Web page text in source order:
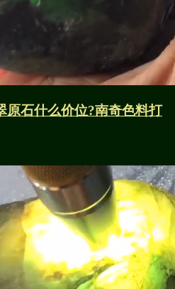
原石什么价位?南奇色料打